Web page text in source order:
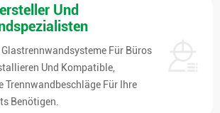
Und
Glastrennwandsysteme Für Büros
Und Kompatible,
Trennwandbeschläge Für Ihre
Benötigen.